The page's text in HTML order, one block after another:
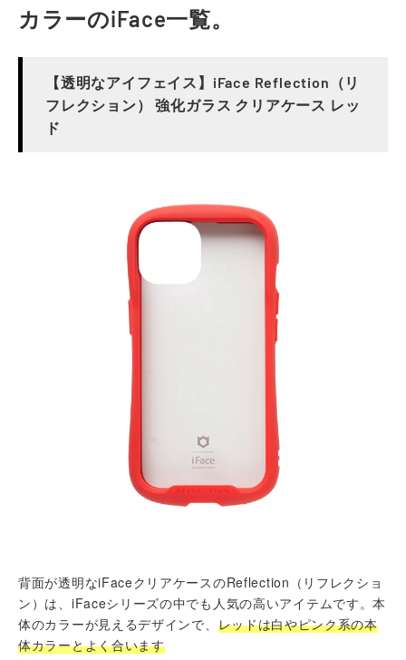
カラーのiFace一覧。
【透明なアイフェイス】iFace Reflection（リ
フレクション） 強化ガラス クリアケース レッ
ド
背面が透明なiFaceクリアケースのReflection（リフレクショ
ン）は、iFaceシリーズの中でも人気の高いアイテムです。本
体のカラーが見えるデザインで、 レッドは白やピンク系の本
体カラーとよく合います